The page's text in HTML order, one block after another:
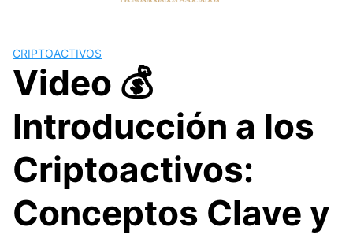
CRIPTOACTIVOS
Video 💰
Introducción a los
Criptoactivos:
Conceptos Clave y